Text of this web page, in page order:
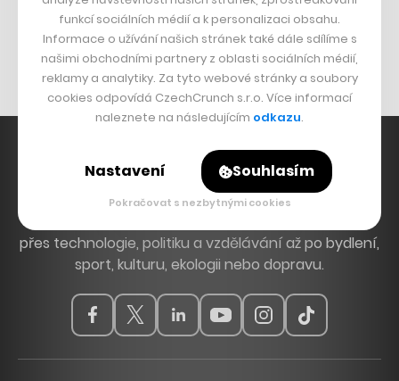
Originální hodinky
Nábytek z betonu
Hlavní zdroj inspirace. Věnujeme se tématům, která
přes technologie, politiku a vzdělávání až po bydlení,
sport, kulturu, ekologii nebo dopravu.
funkcí sociálních médií a k personalizaci obsahu.
Informace o užívání našich stránek také dále sdílíme s
našimi obchodními partnery z oblasti sociálních médií,
reklamy a analytiky. Za tyto webové stránky a soubory
cookies odpovídá CzechCrunch s.r.o. Více informací
naleznete na následujícím odkazu.
Nastavení Souhlasím
Pokračovat s nezbytnými cookies